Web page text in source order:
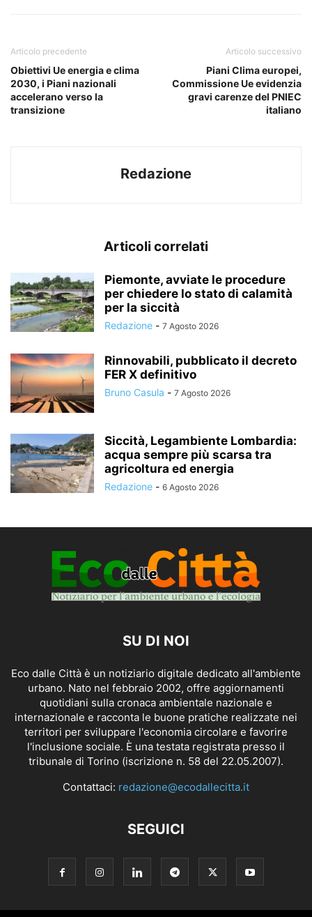
Articolo precedente
Obiettivi Ue energia e clima
2030, i Piani nazionali
accelerano verso la
transizione
Articolo successivo
Piani Clima europei,
Commissione Ue evidenzia
gravi carenze del PNIEC
italiano
Redazione
Articoli correlati
Piemonte, avviate le procedure
per chiedere lo stato di calamità
per la siccità
Redazione - 7 Agosto 2026
Rinnovabili, pubblicato il decreto
FER X definitivo
Bruno Casula - 7 Agosto 2026
Siccità, Legambiente Lombardia:
acqua sempre più scarsa tra
agricoltura ed energia
Redazione - 6 Agosto 2026
SU DI NOI
Eco dalle Città è un notiziario digitale dedicato all'ambiente
urbano. Nato nel febbraio 2002, offre aggiornamenti
quotidiani sulla cronaca ambientale nazionale e
internazionale e racconta le buone pratiche realizzate nei
territori per sviluppare l'economia circolare e favorire
l'inclusione sociale. È una testata registrata presso il
tribunale di Torino (iscrizione n. 58 del 22.05.2007).
Contattaci: redazione@ecodallecitta.it
SEGUICI